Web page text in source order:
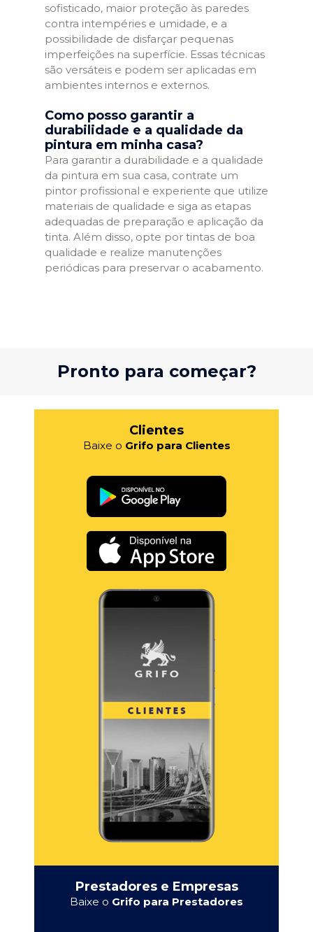
sofisticado, maior proteção às paredes
contra intempéries e umidade, e a
possibilidade de disfarçar pequenas
imperfeições na superfície. Essas técnicas
são versáteis e podem ser aplicadas em
ambientes internos e externos.
Como posso garantir a
durabilidade e a qualidade da
pintura em minha casa?
Para garantir a durabilidade e a qualidade
da pintura em sua casa, contrate um
pintor profissional e experiente que utilize
materiais de qualidade e siga as etapas
adequadas de preparação e aplicação da
tinta. Além disso, opte por tintas de boa
qualidade e realize manutenções
periódicas para preservar o acabamento.
Pronto para começar?
Clientes
Baixe o Grifo para Clientes
Prestadores e Empresas
Baixe o Grifo para Prestadores